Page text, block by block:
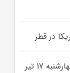
در قطر
شماره آينده روزنامه جمهوري اسلامي چهارشنبه 17 تير